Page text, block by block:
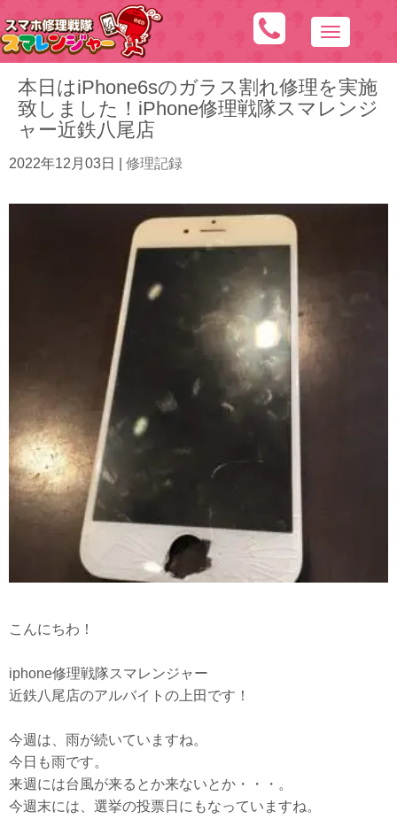
N
a
v
i
i
本日はiPhone6sのガラス割れ修理を実施
致しました！iPhone修理戦隊スマレンジ
ャー近鉄八尾店
2022年12月03日 修理記録
こんにちわ！
iphone修理戦隊スマレンジャー
近鉄八尾店のアルバイトの上田です！
今週は、雨が続いていますね。
今日も雨です。
来週には台風が来るとか来ないとか・・・。
今週末には、選挙の投票日にもなっていますね。